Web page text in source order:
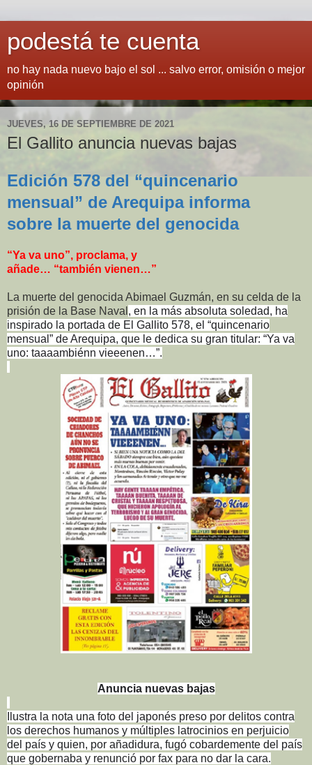
podestá te cuenta
no hay nada nuevo bajo el sol ... salvo error, omisión o mejor
opinión
JUEVES, 16 DE SEPTIEMBRE DE 2021
El Gallito anuncia nuevas bajas
Edición 578 del “quincenario
mensual” de Arequipa informa
sobre la muerte del genocida
“Ya va uno”, proclama, y
añade… “también vienen…”
La muerte del genocida Abimael Guzmán, en su celda de la
prisión de la Base Naval , en la más absoluta soledad, ha
inspirado la portada de El Gallito 578, el “quincenario
mensual” de Arequipa, que le dedica su gran titular: “Ya va
uno: taaaambiénn vieeenen…”.
Anuncia nuevas bajas
Ilustra la nota una foto del japonés preso por delitos contra
los derechos humanos y múltiples latrocinios en perjuicio
del país y quien, por añadidura, fugó cobardemente del país
que gobernaba y renunció por fax para no dar la cara.